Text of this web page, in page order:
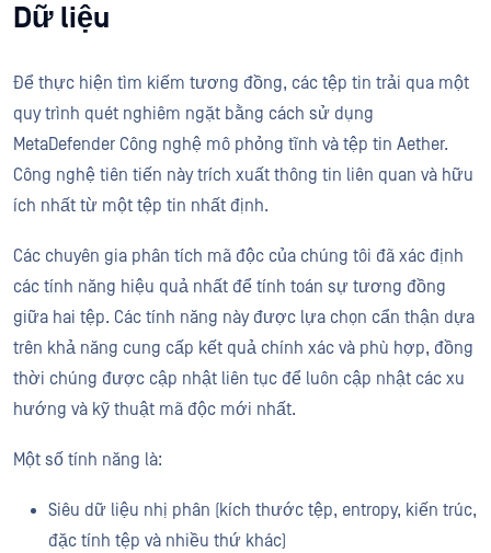
Dữ liệu
Để thực hiện tìm kiếm tương đồng, các tệp tin trải qua một
quy trình quét nghiêm ngặt bằng cách sử dụng
MetaDefender Công nghệ mô phỏng tĩnh và tệp tin Aether.
Công nghệ tiên tiến này trích xuất thông tin liên quan và hữu
ích nhất từ ​​một tệp tin nhất định.
Các chuyên gia phân tích mã độc của chúng tôi đã xác định
các tính năng hiệu quả nhất để tính toán sự tương đồng
giữa hai tệp. Các tính năng này được lựa chọn cẩn thận dựa
trên khả năng cung cấp kết quả chính xác và phù hợp, đồng
thời chúng được cập nhật liên tục để luôn cập nhật các xu
hướng và kỹ thuật mã độc mới nhất.
Một số tính năng là:
Siêu dữ liệu nhị phân (kích thước tệp, entropy, kiến trúc,
đặc tính tệp và nhiều thứ khác)